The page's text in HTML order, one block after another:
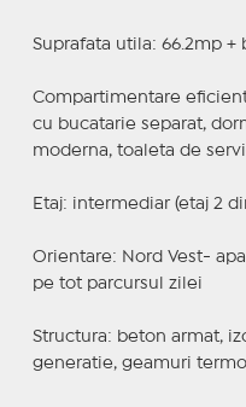
Suprafata utila: 66.2mp +
Compartimentare
cu bucatarie separat,
moderna, toaleta de
Etaj: intermediar (etaj 2
Orientare: Nord Vest-
pe tot parcursul zilei
Structura: beton armat,
generatie, geamuri